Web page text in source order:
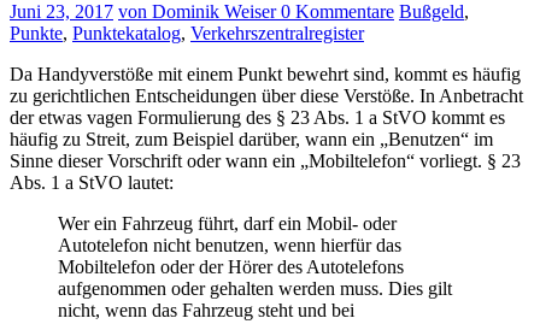
Juni 23, 2017 von Dominik Weiser0 Kommentare Bußgeld,
Punkte, Punktekatalog, Verkehrszentralregister
Da Handyverstöße mit einem Punkt bewehrt sind, kommt es häufig
zu gerichtlichen Entscheidungen über diese Verstöße. In Anbetracht
der etwas vagen Formulierung des § 23 Abs. 1 a StVO kommt es
häufig zu Streit, zum Beispiel darüber, wann ein „Benutzen“ im
Sinne dieser Vorschrift oder wann ein „Mobiltelefon“ vorliegt. § 23
Abs. 1 a StVO lautet:
Wer ein Fahrzeug führt, darf ein Mobil- oder
Autotelefon nicht benutzen, wenn hierfür das
Mobiltelefon oder der Hörer des Autotelefons
aufgenommen oder gehalten werden muss. Dies gilt
nicht, wenn das Fahrzeug steht und bei